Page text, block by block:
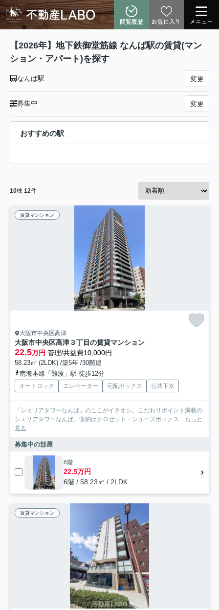
閲覧履歴 お気に入り メニュー
【2026年】地下鉄御堂筋線 なんば駅の賃貸(マン
ション・アパート)を探す
なんば駅 変更
募集中 変更
おすすめの駅
10棟 12件
賃貸マンション
大阪市中央区高津
大阪市中央区高津３丁目の賃貸マンション
22.5万円 管理/共益費10,000円
58.23㎡ (2LDK) /築5年 /30階建
南海本線「難波」駅 徒歩12分
オートロック エレベーター 宅配ボックス 公共下水
「シエリアタワーなんば」のここがイチオシ。こだわりポイント満載の
シエリアタワーなんば。収納はクロゼット・シューズボックス...
もっと
見る
募集中の部屋
6階
22.5万円
6階 / 58.23㎡ / 2LDK
賃貸マンション